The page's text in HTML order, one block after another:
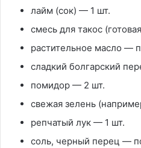
лайм (сок) — 1 шт.
смесь для такос
растительное масло —
сладкий болгарский
помидор — 2 шт.
свежая зелень
репчатый лук — 1 шт.
соль, черный перец —